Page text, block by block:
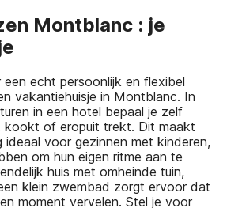
Montblanc : je
echt persoonlijk en flexibel
vakantiehuisje in Montblanc. In
in een hotel bepaal je zelf
kookt of eropuit trekt. Dit maakt
ideaal voor gezinnen met kinderen,
om hun eigen ritme aan te
huis met omheinde tuin,
klein zwembad zorgt ervoor dat
moment vervelen. Stel je voor